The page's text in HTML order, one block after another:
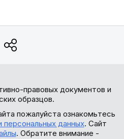
правовых документов и
образцов.
пожалуйста ознакомьтесь
персональных данных. Сайт
. Обратите внимание -